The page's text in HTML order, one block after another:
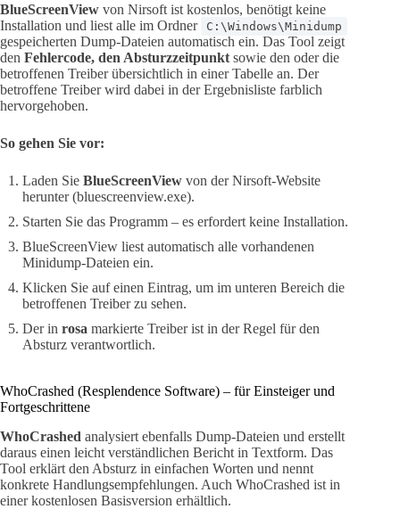
BlueScreenView von Nirsoft ist kostenlos, benötigt keine
Installation und liest alle im Ordner
C:\Windows\Minidump
gespeicherten Dump-Dateien automatisch ein. Das Tool zeigt
den Fehlercode, den Absturzzeitpunkt sowie den oder die
betroffenen Treiber übersichtlich in einer Tabelle an. Der
betroffene Treiber wird dabei in der Ergebnisliste farblich
hervorgehoben.
So gehen Sie vor:
Laden Sie BlueScreenView von der Nirsoft-Website
herunter (bluescreenview.exe).
Starten Sie das Programm – es erfordert keine Installation.
BlueScreenView liest automatisch alle vorhandenen
Minidump-Dateien ein.
Klicken Sie auf einen Eintrag, um im unteren Bereich die
betroffenen Treiber zu sehen.
Der in rosa markierte Treiber ist in der Regel für den
Absturz verantwortlich.
WhoCrashed (Resplendence Software) – für Einsteiger und
Fortgeschrittene
WhoCrashed analysiert ebenfalls Dump-Dateien und erstellt
daraus einen leicht verständlichen Bericht in Textform. Das
Tool erklärt den Absturz in einfachen Worten und nennt
konkrete Handlungsempfehlungen. Auch WhoCrashed ist in
einer kostenlosen Basisversion erhältlich.